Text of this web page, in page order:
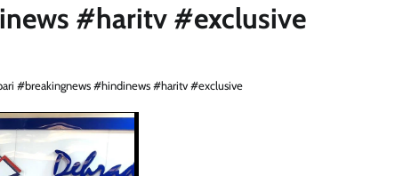
#haritv #exclusive
#breakingnews #hindinews #haritv #exclusive